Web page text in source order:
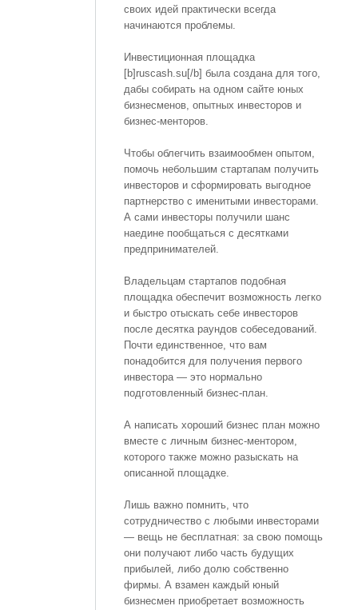
своих идей практически всегда
начинаются проблемы.
Инвестиционная площадка
[b]ruscash.su[/b] была создана для того,
дабы собирать на одном сайте юных
бизнесменов, опытных инвесторов и
бизнес-менторов.
Чтобы облегчить взаимообмен опытом,
помочь небольшим стартапам получить
инвесторов и сформировать выгодное
партнерство с именитыми инвесторами.
А сами инвесторы получили шанс
наедине пообщаться с десятками
предпринимателей.
Владельцам стартапов подобная
площадка обеспечит возможность легко
и быстро отыскать себе инвесторов
после десятка раундов собеседований.
Почти единственное, что вам
понадобится для получения первого
инвестора — это нормально
подготовленный бизнес-план.
А написать хороший бизнес план можно
вместе с личным бизнес-ментором,
которого также можно разыскать на
описанной площадке.
Лишь важно помнить, что
сотрудничество с любыми инвесторами
— вещь не бесплатная: за свою помощь
они получают либо часть будущих
прибылей, либо долю собственно
фирмы. А взамен каждый юный
бизнесмен приобретает возможность